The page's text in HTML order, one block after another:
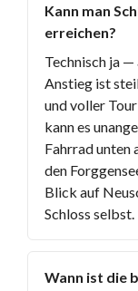
Kann man
erreichen?
Technisch ja
Anstieg ist
und voller
kann es
Fahrrad unten
den
Blick auf
Schloss selbst.
Wann ist die